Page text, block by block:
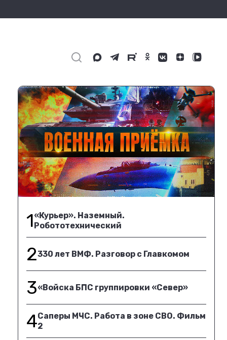
1«Курьер». Наземный.
Робототехнический
2330 лет ВМФ. Разговор с Главкомом
3«Войска БПС группировки «Север»
4Саперы МЧС. Работа в зоне СВО. Фильм
2